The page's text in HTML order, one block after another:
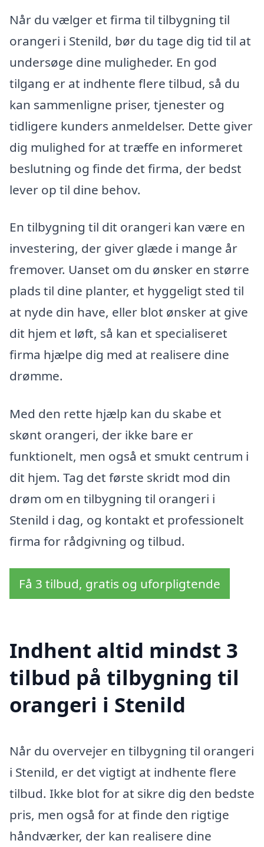
Når du vælger et firma til tilbygning til
orangeri i Stenild, bør du tage dig tid til at
undersøge dine muligheder. En god
tilgang er at indhente flere tilbud, så du
kan sammenligne priser, tjenester og
tidligere kunders anmeldelser. Dette giver
dig mulighed for at træffe en informeret
beslutning og finde det firma, der bedst
lever op til dine behov.
En tilbygning til dit orangeri kan være en
investering, der giver glæde i mange år
fremover. Uanset om du ønsker en større
plads til dine planter, et hyggeligt sted til
at nyde din have, eller blot ønsker at give
dit hjem et løft, så kan et specialiseret
firma hjælpe dig med at realisere dine
drømme.
Med den rette hjælp kan du skabe et
skønt orangeri, der ikke bare er
funktionelt, men også et smukt centrum i
dit hjem. Tag det første skridt mod din
drøm om en tilbygning til orangeri i
Stenild i dag, og kontakt et professionelt
firma for rådgivning og tilbud.
Få 3 tilbud, gratis og uforpligtende
Indhent altid mindst 3
tilbud på tilbygning til
orangeri i Stenild
Når du overvejer en tilbygning til orangeri
i Stenild, er det vigtigt at indhente flere
tilbud. Ikke blot for at sikre dig den bedste
pris, men også for at finde den rigtige
håndværker, der kan realisere dine